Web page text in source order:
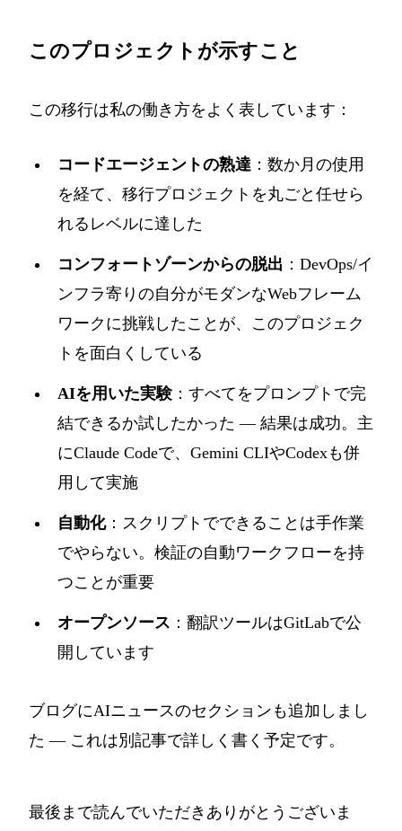
このプロジェクトが示すこと
この移行は私の働き方をよく表しています：
コードエージェントの熟達 ：数か月の使用
を経て、移行プロジェクトを丸ごと任せら
れるレベルに達した
コンフォートゾーンからの脱出 ：DevOps/イ
ンフラ寄りの自分がモダンなWebフレーム
ワークに挑戦したことが、このプロジェク
トを面白くしている
AIを用いた実験 ：すべてをプロンプトで完
結できるか試したかった — 結果は成功。主
にClaude Codeで、Gemini CLIやCodexも併
用して実施
自動化：スクリプトでできることは手作業
でやらない。検証の自動ワークフローを持
つことが重要
オープンソース ： 翻訳ツールはGitLabで公
開しています
ブログにAIニュースのセクションも追加しまし
た — これは別記事で詳しく書く予定です。
最後まで読んでいただきありがとうございま